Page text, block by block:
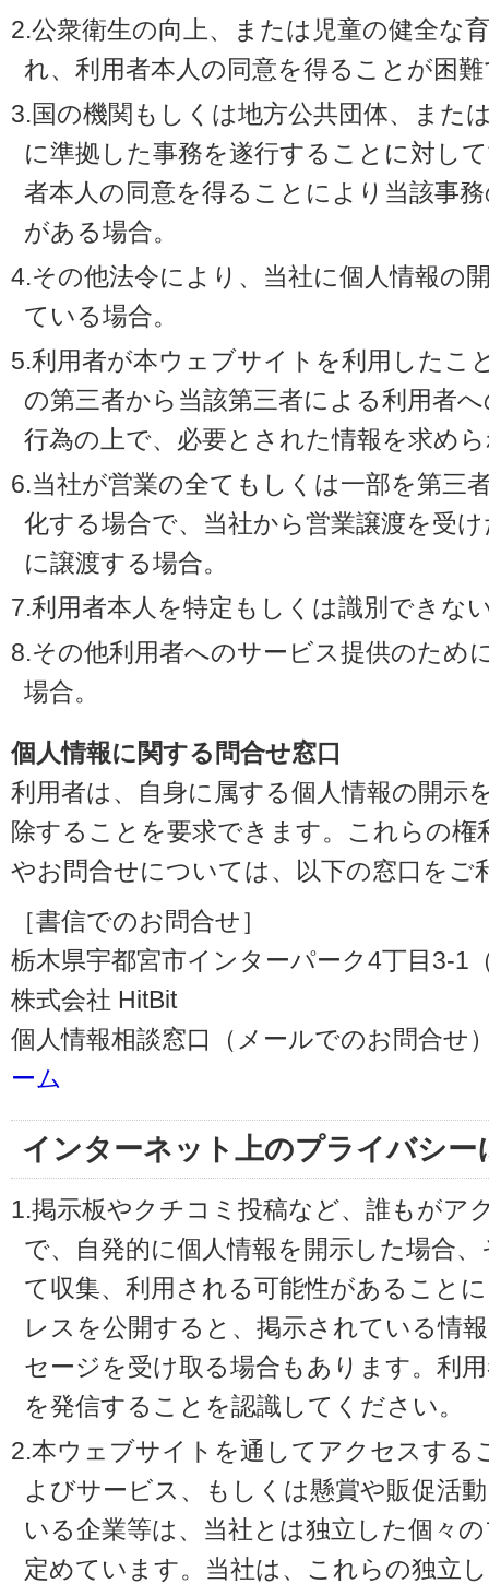
2.公衆衛生の向上、または児童の健全な
れ、利用者本人の同意を得ることが困
3.国の機関もしくは地方公共団体、また
に準拠した事務を遂行することに対し
者本人の同意を得ることにより当該事
がある場合。
4.その他法令により、当社に個人情報の
ている場合。
5.利用者が本ウェブサイトを利用したこ
の第三者から当該第三者による利用者
行為の上で、必要とされた情報を求め
6.当社が営業の全てもしくは一部を第三
化する場合で、当社から営業譲渡を受
に譲渡する場合。
7.利用者本人を特定もしくは識別できな
8.その他利用者へのサービス提供のため
場合。
個人情報に関する問合せ窓口
利用者は、自身に属する個人情報の開示
除することを要求できます。これらの権
やお問合せについては、以下の窓口をご
［書信でのお問合せ］
栃木県宇都宮市インターパーク4丁目3-1
株式会社 HitBit
個人情報相談窓口（メールでのお問合せ
ーム
インターネット上のプライバシー
1.掲示板やクチコミ投稿など、誰もがア
で、自発的に個人情報を開示した場合
て収集、利用される可能性があること
レスを公開すると、掲示されている情
セージを受け取る場合もあります。利
を発信することを認識してください。
2.本ウェブサイトを通してアクセスする
よびサービス、もしくは懸賞や販促活
いる企業等は、当社とは独立した個々
定めています。当社は、これらの独立